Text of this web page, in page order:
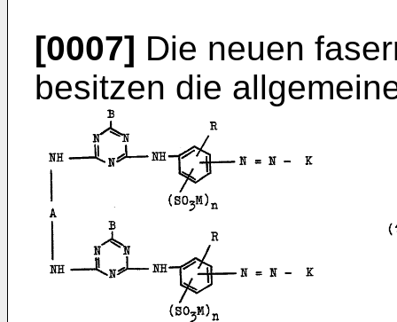
[0007] Die neuen
besitzen die